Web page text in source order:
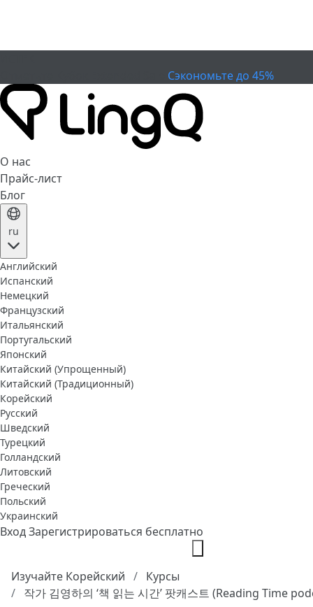
Сэкономьте до 45%
О нас
Прайс-лист
Блог
ru
Английский
Испанский
Немецкий
Французский
Итальянский
Португальский
Японский
Китайский (Упрощенный)
Китайский (Традиционный)
Корейский
Русский
Шведский
Турецкий
Голландский
Литовский
Греческий
Польский
Украинский
ВходЗарегистрироваться бесплатно
Изучайте Корейский
Курсы
작가 김영하의 ‘책 읽는 시간’ 팟캐스트 (Reading Time